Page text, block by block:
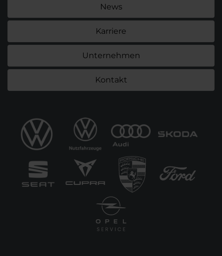
News
Karriere
Unternehmen
Kontakt